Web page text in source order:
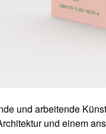
und arbeitende
und einem